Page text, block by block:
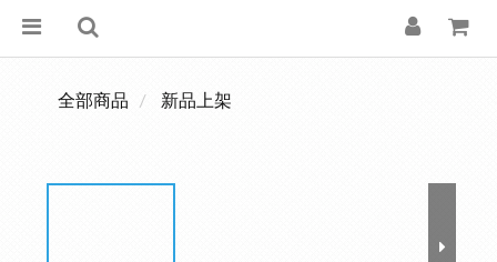
全部商品 新品上架